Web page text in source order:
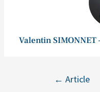
Valentin
← Article